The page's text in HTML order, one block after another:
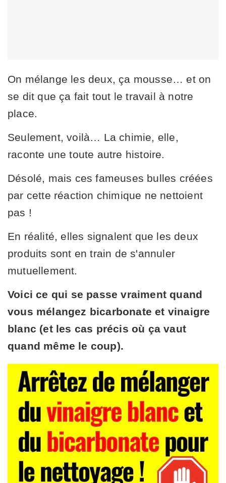
On mélange les deux, ça mousse… et on
se dit que ça fait tout le travail à notre
place.
Seulement, voilà… La chimie, elle,
raconte une toute autre histoire.
Désolé, mais ces fameuses bulles créées
par cette réaction chimique ne nettoient
pas !
En réalité, elles signalent que les deux
produits sont en train de s'annuler
mutuellement.
Voici ce qui se passe vraiment quand
vous mélangez bicarbonate et vinaigre
blanc (et les cas précis où ça vaut
quand même le coup).